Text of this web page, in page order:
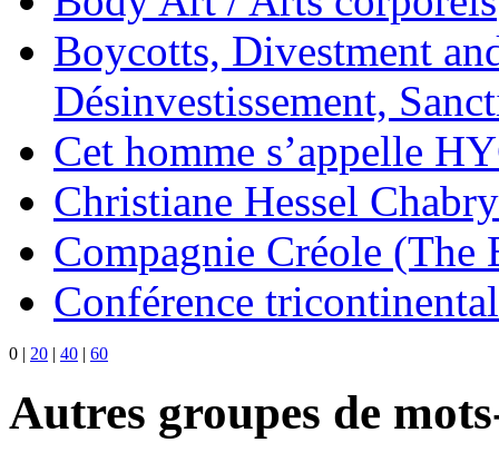
Boycotts, Divestment
Désinvestissement,
Cet homme s’appelle
Christiane Hessel Chabry
Compagnie Créole (The
Conférence
0 | 20 | 40 | 60
Autres groupes de